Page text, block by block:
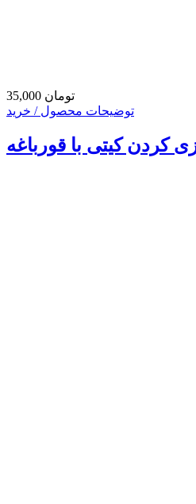
35,000 تومان
توضیحات محصول / خرید
کردن کیتی با قورباغه